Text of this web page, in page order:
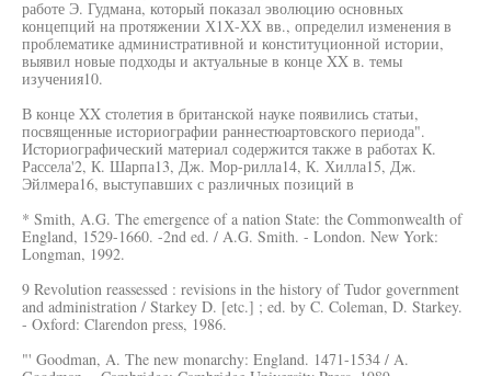
работе Э. Гудмана, который показал эволюцию основных
концепций на протяжении Х1Х-ХХ вв., определил изменения в
проблематике административной и конституционной истории,
выявил новые подходы и актуальные в конце XX в. темы
изучения10.
В конце XX столетия в британской науке появились статьи,
посвященные историографии раннестюартовского периода".
Историографический материал содержится также в работах К.
Рассела'2, К. Шарпа13, Дж. Мор-рилла14, К. Хилла15, Дж.
Эйлмера16, выступавших с различных позиций в
* Smith, A.G. The emergence of a nation State: the Commonwealth of
England, 1529-1660. -2nd ed. / A.G. Smith. - London. New York:
Longman, 1992.
9 Revolution reassessed : revisions in the history of Tudor government
and administration / Starkey D. [etc.] ; ed. by C. Coleman, D. Starkey.
- Oxford: Clarendon press, 1986.
"' Goodman, A. The new monarchy: England. 1471-1534 / A.